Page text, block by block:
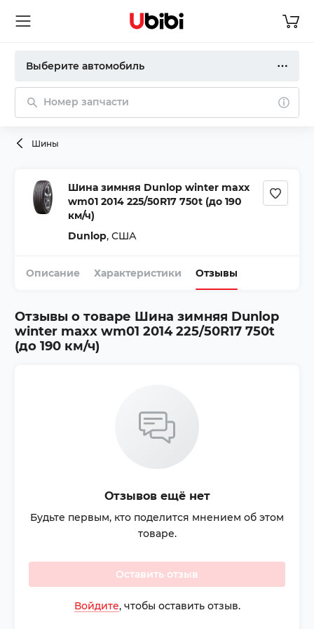
Выберите автомобиль
Номер запчасти
Шины
Шина зимняя Dunlop winter maxx
wm01 2014 225/50R17 750t (до 190
км/ч)
Dunlop, США
Описание Характеристики Отзывы
Отзывы о товаре Шина зимняя Dunlop
winter maxx wm01 2014 225/50R17 750t
(до 190 км/ч)
Отзывов ещё нет
Будьте первым, кто поделится мнением об этом
товаре.
Оставить отзыв
Войдите, чтобы оставить отзыв.